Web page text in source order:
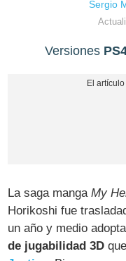
Sergio
Versiones
La saga mangaMy
Horikoshi fue
un año y medio
de jugabilidad 3D